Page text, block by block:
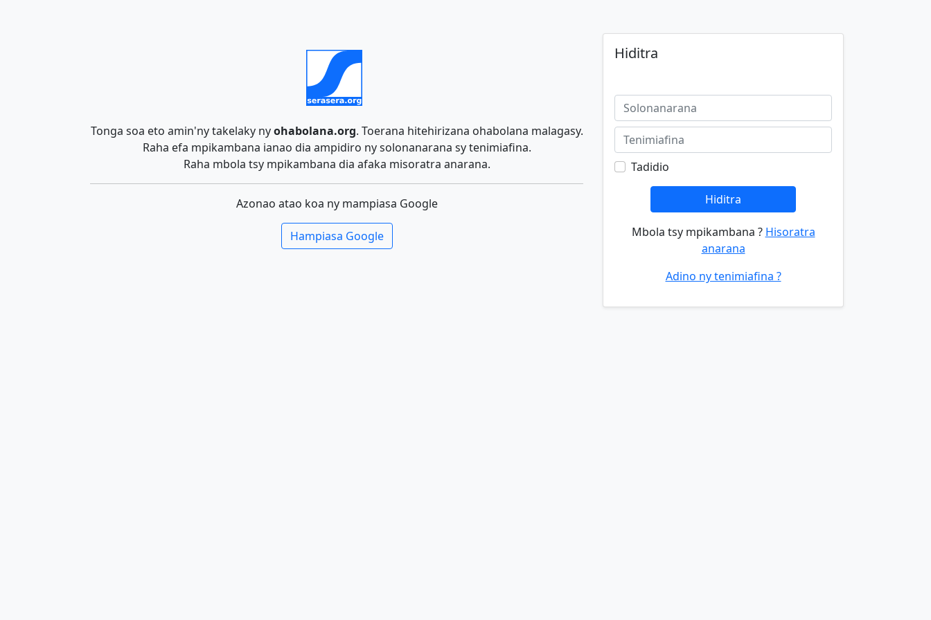
Tonga soa eto amin'ny takelaky nyohabolana.org. Toerana hitehirizana ohabolana malagasy.
Raha efa mpikambana ianao dia ampidiro ny solonanarana sy tenimiafina.
Raha mbola tsy mpikambana dia afaka misoratra anarana.
Azonao atao koa ny mampiasa Google
Hampiasa Google
Hiditra
Tadidio
Hiditra
Mbola tsy mpikambana ? Hisoratra
anarana
Adino ny tenimiafina ?